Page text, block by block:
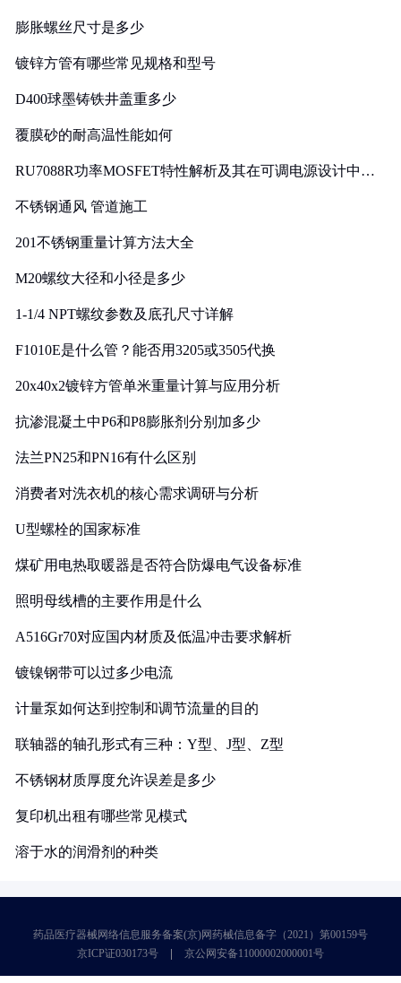
膨胀螺丝尺寸是多少
镀锌方管有哪些常见规格和型号
D400球墨铸铁井盖重多少
覆膜砂的耐高温性能如何
RU7088R功率MOSFET特性解析及其在可调电源设计中的
不锈钢通风 管道施工
201不锈钢重量计算方法大全
M20螺纹大径和小径是多少
1-1/4 NPT螺纹参数及底孔尺寸详解
F1010E是什么管？能否用3205或3505代换
20x40x2镀锌方管单米重量计算与应用分析
抗渗混凝土中P6和P8膨胀剂分别加多少
法兰PN25和PN16有什么区别
消费者对洗衣机的核心需求调研与分析
U型螺栓的国家标准
煤矿用电热取暖器是否符合防爆电气设备标准
照明母线槽的主要作用是什么
A516Gr70对应国内材质及低温冲击要求解析
镀镍钢带可以过多少电流
计量泵如何达到控制和调节流量的目的
联轴器的轴孔形式有三种：Y型、J型、Z型
不锈钢材质厚度允许误差是多少
复印机出租有哪些常见模式
溶于水的润滑剂的种类
药品医疗器械网络信息服务备案(京)网药械信息备字（2021）第00159号
京ICP证030173号
京公网安备11000002000001号